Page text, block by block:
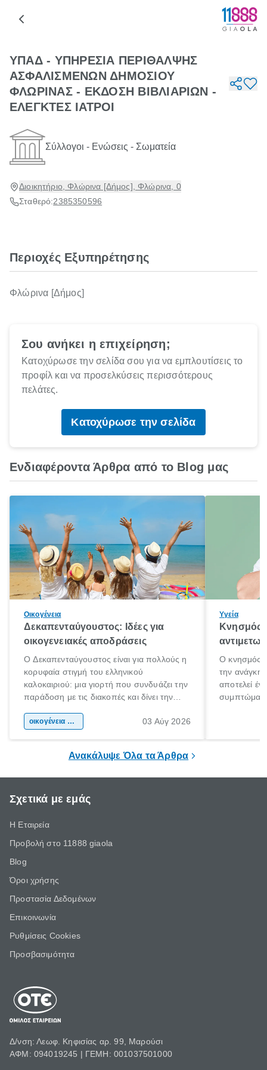
ΥΠΑΔ - ΥΠΗΡΕΣΙΑ ΠΕΡΙΘΑΛΨΗΣ
ΑΣΦΑΛΙΣΜΕΝΩΝ ΔΗΜΟΣΙΟΥ
ΦΛΩΡΙΝΑΣ - ΕΚΔΟΣΗ ΒΙΒΛΙΑΡΙΩΝ -
ΕΛΕΓΚΤΕΣ ΙΑΤΡΟΙ
Σύλλογοι - Ενώσεις - Σωματεία
Διοικητήριο, Φλώρινα [Δήμος], Φλώρινα, 0
Σταθερό:2385350596
Περιοχές Εξυπηρέτησης
Φλώρινα [Δήμος]
Σου ανήκει η επιχείρηση;
Κατοχύρωσε την σελίδα σου για να εμπλουτίσεις το
προφίλ και να προσελκύσεις περισσότερους
πελάτες.
Κατοχύρωσε την σελίδα
Ενδιαφέροντα Άρθρα από το Blog μας
Οικογένεια
Δεκαπενταύγουστος: Ιδέες για
οικογενειακές αποδράσεις
Ο Δεκαπενταύγουστος είναι για πολλούς η
κορυφαία στιγμή του ελληνικού
καλοκαιριού: μια γιορτή που συνδυάζει την
παράδοση με τις διακοπές και δίνει την
χώρας. Είτε πρόκειται για λίγες μέρες
οικογένεια & παιδί 03 Αύγ 2026
Υγεία
Κνησμός:
Ο κνησμός
την ανάγκη
αποτελεί
Ανακάλυψε Όλα τα Άρθρα
Σχετικά με εμάς
Η Εταιρεία
Προβολή στο 11888 giaola
Blog
Όροι χρήσης
Προστασία Δεδομένων
Επικοινωνία
Ρυθμίσεις Cookies
Προσβασιμότητα
Δ/νση: Λεωφ. Κηφισίας αρ. 99, Μαρούσι
ΑΦΜ: 094019245 | ΓΕΜΗ: 001037501000